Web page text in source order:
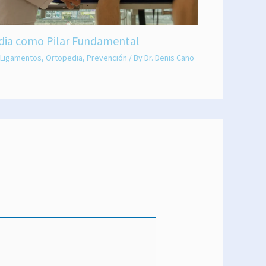
como Pilar Fundamental
Ligamentos, Ortopedia, Prevención / By Dr. Denis Cano